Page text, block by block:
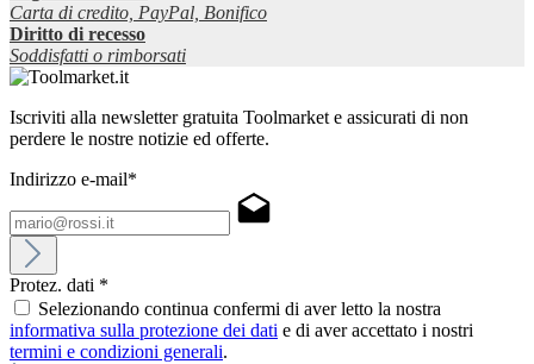
Carta di credito, PayPal, Bonifico
Diritto di recesso
Soddisfatti o rimborsati
Iscriviti alla newsletter gratuita Toolmarket e assicurati di non
perdere le nostre notizie ed offerte.
Indirizzo e-mail*
Protez. dati *
Selezionando continua confermi di aver letto la nostra
informativa sulla protezione dei dati e di aver accettato i nostri
termini e condizioni generali.